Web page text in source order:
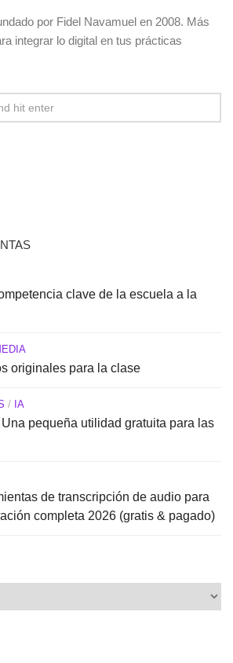
por Fidel Navamuel en 2008. Más
integrar lo digital en tus prácticas
clave de la escuela a la
originales para la clase
/ IA
pequeña utilidad gratuita para las
de transcripción de audio para
completa 2026 (gratis & pagado)